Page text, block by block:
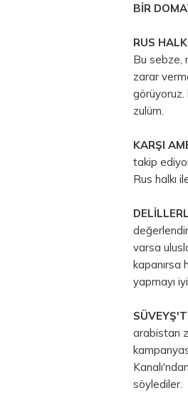
BİR
RUS
Bu sebze,
zarar
görüyoruz.
zulüm.
KARŞI
takip
Rus halkı
varsa
kapanırsa
yapmayı
arabistan
söylediler.